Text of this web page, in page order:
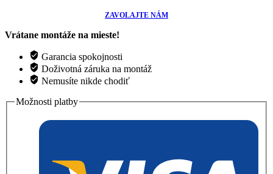
ZAVOLAJTE NÁM
Vrátane montáže na mieste!
Garancia spokojnosti
Doživotná záruka na montáž
Nemusíte nikde chodiť
Možnosti platby